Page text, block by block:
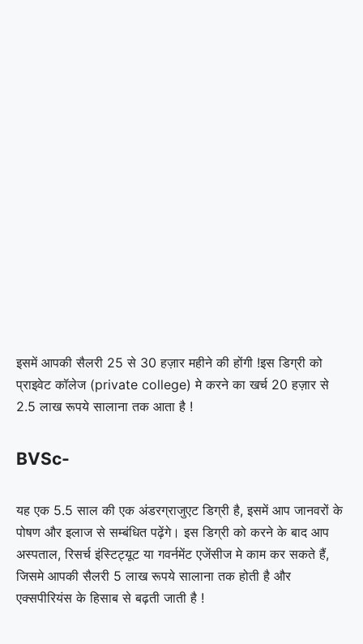
इसमें आपकी सैलरी 25 से 30 हज़ार महीने की होंगी !इस डिग्री को
प्राइवेट कॉलेज (private college) मे करने का खर्च 20 हज़ार से
2.5 लाख रूपये सालाना तक आता है !
BVSc-
यह एक 5.5 साल की एक अंडरग्राजुएट डिग्री है, इसमें आप जानवरों के
पोषण और इलाज से सम्बंधित पढ़ेंगे। इस डिग्री को करने के बाद आप
अस्पताल, रिसर्च इंस्टिट्यूट या गवर्नमेंट एजेंसीज मे काम कर सकते हैं,
जिसमे आपकी सैलरी 5 लाख रूपये सालाना तक होती है और
एक्सपीरियंस के हिसाब से बढ़ती जाती है !